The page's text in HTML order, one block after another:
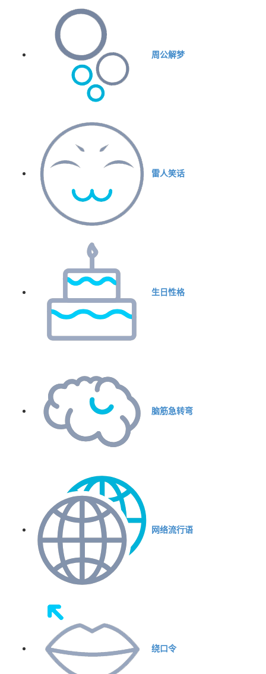
周公解梦
雷人笑话
生日性格
脑筋急转弯
网络流行语
绕口令